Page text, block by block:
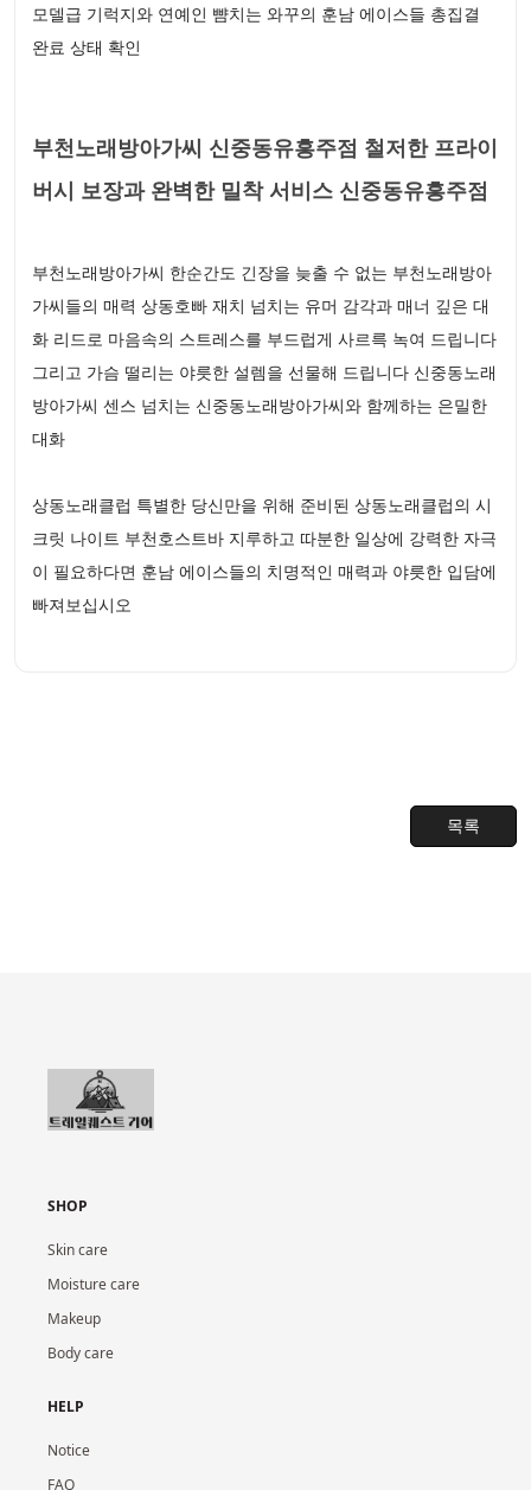
모델급 기럭지와 연예인 뺨치는 와꾸의 훈남 에이스들 총집결
완료 상태 확인
부천노래방아가씨 신중동유흥주점 철저한 프라이
버시 보장과 완벽한 밀착 서비스 신중동유흥주점
부천노래방아가씨 한순간도 긴장을 늦출 수 없는 부천노래방아
가씨들의 매력 상동호빠 재치 넘치는 유머 감각과 매너 깊은 대
화 리드로 마음속의 스트레스를 부드럽게 사르륵 녹여 드립니다
그리고 가슴 떨리는 야릇한 설렘을 선물해 드립니다 신중동노래
방아가씨 센스 넘치는 신중동노래방아가씨와 함께하는 은밀한
대화
상동노래클럽 특별한 당신만을 위해 준비된 상동노래클럽의 시
크릿 나이트 부천호스트바 지루하고 따분한 일상에 강력한 자극
이 필요하다면 훈남 에이스들의 치명적인 매력과 야릇한 입담에
빠져보십시오
목록
SHOP
Skin care
Moisture care
Makeup
Body care
HELP
Notice
FAQ